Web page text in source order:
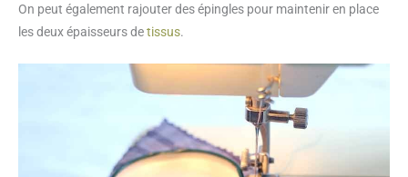
On peut également rajouter des épingles pour maintenir en place
les deux épaisseurs detissus.